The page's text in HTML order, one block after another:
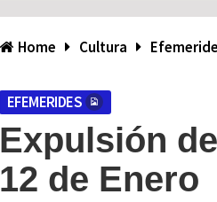
Home Cultura
EFEMERIDES
Expulsión
12 de Enero